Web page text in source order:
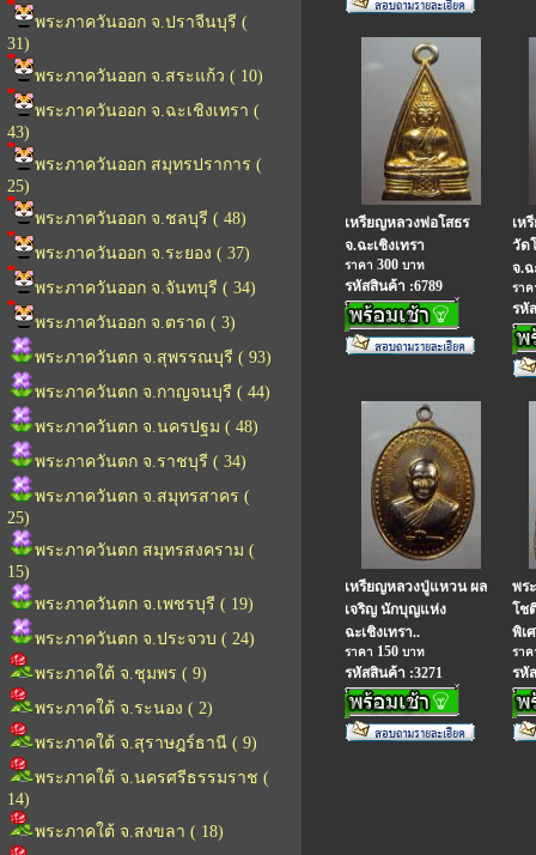
พระภาควันออก จ.ปราจีนบุรี (
31)
พระภาควันออก จ.สระแก้ว ( 10)
พระภาควันออก จ.ฉะเชิงเทรา (
43)
พระภาควันออก สมุทรปราการ (
25)
พระภาควันออก จ.ชลบุรี ( 48)
พระภาควันออก จ.ระยอง ( 37)
พระภาควันออก จ.จันทบุรี ( 34)
พระภาควันออก จ.ตราด ( 3)
พระภาควันตก จ.สุพรรณบุรี ( 93)
พระภาควันตก จ.กาญจนบุรี ( 44)
พระภาควันตก จ.นครปฐม ( 48)
พระภาควันตก จ.ราชบุรี ( 34)
พระภาควันตก จ.สมุทรสาคร (
25)
พระภาควันตก สมุทรสงคราม (
15)
พระภาควันตก จ.เพชรบุรี ( 19)
พระภาควันตก จ.ประจวบ ( 24)
พระภาคใต้ จ.ชุมพร ( 9)
พระภาคใต้ จ.ระนอง ( 2)
พระภาคใต้ จ.สุราษฎร์ธานี ( 9)
พระภาคใต้ จ.นครศรีธรรมราช (
14)
พระภาคใต้ จ.สงขลา ( 18)
เหรียญหลวงพ่อโสธร
จ.ฉะเชิงเทรา
ราคา 300 บาท
รหัสสินค้า :6789
เห
วัด
จ.ฉ
รา
รหั
เหรียญหลวงปู่แหวน ผล
เจริญ นักบุญแห่ง
ฉะเชิงเทรา..
ราคา 150 บาท
รหัสสินค้า :3271
พร
โช
พิเ
รา
รหั